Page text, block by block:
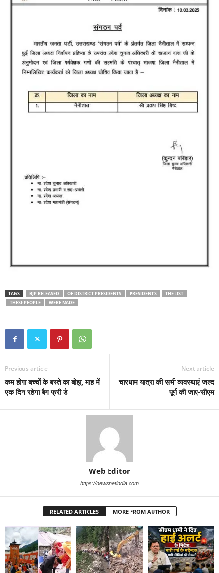
TAGS BJP RELEASED OF DISTRICT PRESIDENTS PRESIDENT'S
THE LIST
THESE PEOPLE
WERE MADE
Previous article
कम होगा बच्चों के बस्ते का बोझ, माह में
एक दिन रहेगा बैग फ्री डे
Next article
चारधाम यात्रा की सभी व्यवस्थाएं जल्द
पूर्ण की जाए-सीएम
Web Editor
https://newsnetindia.com
RELATED ARTICLES MORE FROM AUTHOR